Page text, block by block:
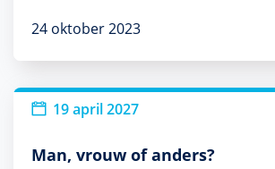
24 oktober 2023
19 april 2027
Man, vrouw of anders?